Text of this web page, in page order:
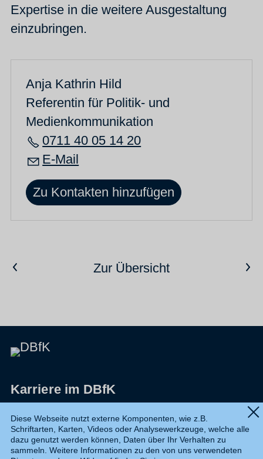
Expertise in die weitere Ausgestaltung
einzubringen.
Anja Kathrin Hild
Referentin für Politik- und
Medienkommunikation
0711 40 05 14 20
E-Mail
Zu Kontakten hinzufügen
Vorheriger ArtikelZur ÜbersichtNächster Artikel
Karriere im DBfK
Datenschutz
Shop
Diese Webseite nutzt externe Komponenten, wie z.B.
Schriftarten, Karten, Videos oder Analysewerkzeuge, welche alle
dazu genutzt werden können, Daten über Ihr Verhalten zu
sammeln. Weitere Informationen zu den von uns verwendeten